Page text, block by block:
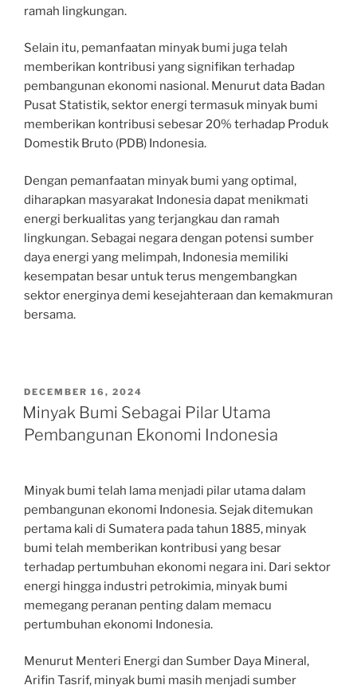
ramah lingkungan.
Selain itu, pemanfaatan minyak bumi juga telah
memberikan kontribusi yang signifikan terhadap
pembangunan ekonomi nasional. Menurut data Badan
Pusat Statistik, sektor energi termasuk minyak bumi
memberikan kontribusi sebesar 20% terhadap Produk
Domestik Bruto (PDB) Indonesia.
Dengan pemanfaatan minyak bumi yang optimal,
diharapkan masyarakat Indonesia dapat menikmati
energi berkualitas yang terjangkau dan ramah
lingkungan. Sebagai negara dengan potensi sumber
daya energi yang melimpah, Indonesia memiliki
kesempatan besar untuk terus mengembangkan
sektor energinya demi kesejahteraan dan kemakmuran
bersama.
POSTED
ON
DECEMBER 16, 2024
Minyak Bumi Sebagai Pilar Utama
Pembangunan Ekonomi Indonesia
Minyak bumi telah lama menjadi pilar utama dalam
pembangunan ekonomi Indonesia. Sejak ditemukan
pertama kali di Sumatera pada tahun 1885, minyak
bumi telah memberikan kontribusi yang besar
terhadap pertumbuhan ekonomi negara ini. Dari sektor
energi hingga industri petrokimia, minyak bumi
memegang peranan penting dalam memacu
pertumbuhan ekonomi Indonesia.
Menurut Menteri Energi dan Sumber Daya Mineral,
Arifin Tasrif, minyak bumi masih menjadi sumber